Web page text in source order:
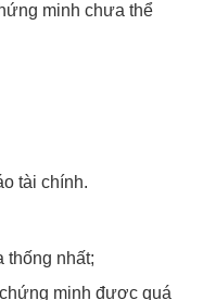
minh chưa thể
tài chính.
thống nhất;
minh được quá